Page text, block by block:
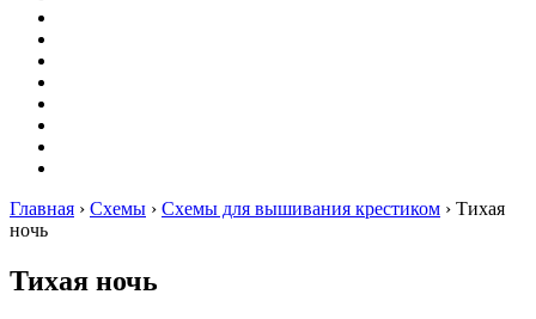
Главная › Схемы › Схемы для вышивания крестиком › Тихая
ночь
Тихая ночь